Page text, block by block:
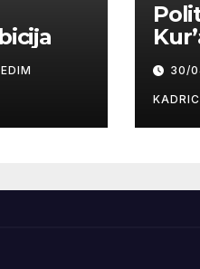
30/
KADRIC